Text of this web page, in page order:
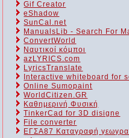
Gif Creator
eShadow
SunCal.net
ManualsLib - Search For
ConvertWorld
Ναυτικοί κόμποι
azLYRICS.com
LyricsTranslate
Interactive whiteboard for
Online Sumopaint
WorldCitizen.GR
Καθημερινή Φυσική
TinkerCad for 3D disigne
File converter
ΕΓΣΑ87 Καταγραφή